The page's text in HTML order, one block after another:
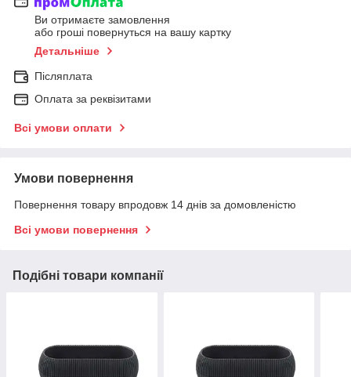
Ви отримаєте замовлення
або гроші повернуться на вашу картку
Детальніше
Післяплата
Оплата за реквізитами
Всі умови оплати
Умови повернення
Повернення товару впродовж 14 днів за домовленістю
Всі умови повернення
Подібні товари компанії